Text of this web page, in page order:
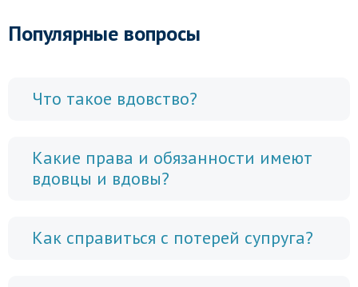
Популярные вопросы
Что такое вдовство?
Какие права и обязанности имеют
вдовцы и вдовы?
Как справиться с потерей супруга?